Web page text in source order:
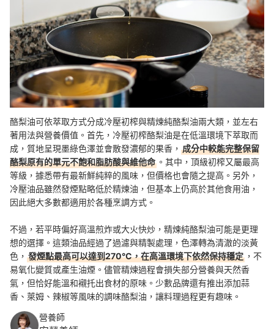
酪梨油可依萃取方式分成冷壓初榨與精煉純酪梨油兩大類，並左右
著用法與營養價值。首先，冷壓初榨酪梨油是在低溫環境下萃取而
成，質地呈現墨綠色澤並會散發濃郁的果香， 成分中較能完整保留
酪梨原有的單元不飽和脂肪酸與維他命 。其中，頂級初榨又屬最高
等級，據悉帶有最新鮮純粹的風味，但價格也會隨之提高。另外，
冷壓油品雖然發煙點略低於精煉油，但基本上仍高於其他食用油，
因此絕大多數都適用於各種烹調方式。
不過，若平時偏好高溫煎炸或大火快炒，精煉純酪梨油可能是更理
想的選擇。這類油品經過了過濾與精製處理，色澤轉為清澈的淡黃
色， 發煙點最高可以達到270°C，在高溫環境下依然保持穩定 ，不
易氧化變質或產生油煙。儘管精煉過程會損失部分營養與天然香
氣，但恰好能溫和襯托出食材的原味。少數品牌還有推出添加蒜
香、萊姆、辣椒等風味的調味酪梨油，讓料理過程更有趣味。
營養師